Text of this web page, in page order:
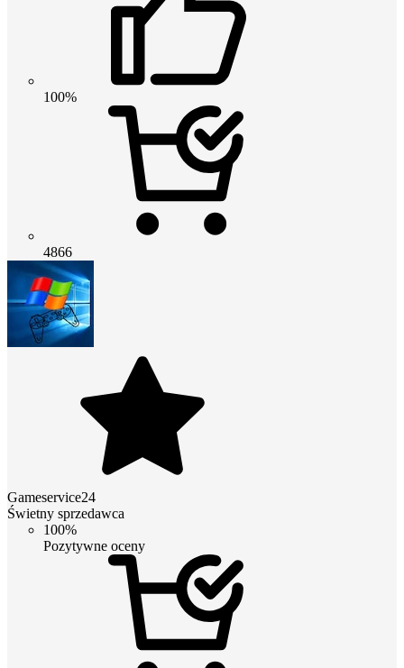
100%
4866
Gameservice24
Świetny sprzedawca
100%
Pozytywne oceny